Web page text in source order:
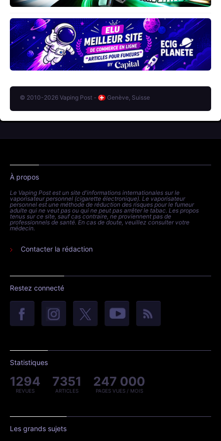
© 2010-2026 Vaping Post - Genève, Suisse
À propos
Le Vaping Post est un site d'informations internationales sur le
vaporisateur personnel (cigarette électronique). Le vaporisateur
personnel est une méthode de réduction des risques pour le fumeur
adulte qui ne veut pas ou qui ne peut pas arrêter le tabac. Les propos
tenus sur ce site, sauf cas contraire, ne proviennent pas de
professionnels de santé. En cas de doute, veuillez consulter votre
médecin.
Contacter la rédaction
Restez connecté
Statistiques
1294
REVUES
7351
ARTICLES
247 000
PAGES VUES / MOIS
Les grands sujets